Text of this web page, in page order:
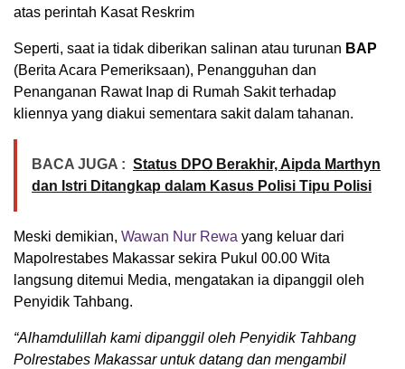
atas perintah Kasat Reskrim
Seperti, saat ia tidak diberikan salinan atau turunan BAP
(Berita Acara Pemeriksaan), Penangguhan dan
Penanganan Rawat Inap di Rumah Sakit terhadap
kliennya yang diakui sementara sakit dalam tahanan.
BACA JUGA : Status DPO Berakhir, Aipda Marthyn
dan Istri Ditangkap dalam Kasus Polisi Tipu Polisi
Meski demikian, Wawan Nur Rewa yang keluar dari
Mapolrestabes Makassar sekira Pukul 00.00 Wita
langsung ditemui Media, mengatakan ia dipanggil oleh
Penyidik Tahbang.
“Alhamdulillah kami dipanggil oleh Penyidik Tahbang
Polrestabes Makassar untuk datang dan mengambil